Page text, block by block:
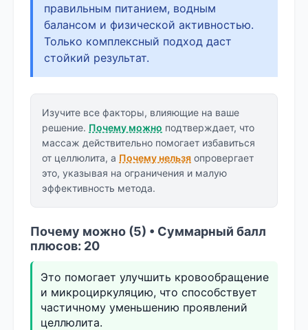
правильным питанием, водным
балансом и физической активностью.
Только комплексный подход даст
стойкий результат.
Изучите все факторы, влияющие на ваше
решение. Почему можно подтверждает, что
массаж действительно помогает избавиться
от целлюлита, а Почему нельзя опровергает
это, указывая на ограничения и малую
эффективность метода.
Почему можно (5) • Суммарный балл
плюсов: 20
Это помогает улучшить кровообращение
и микроциркуляцию, что способствует
частичному уменьшению проявлений
целлюлита.